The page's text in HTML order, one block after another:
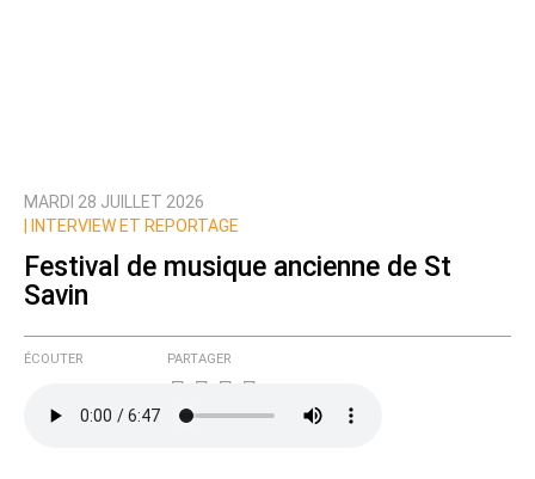
MARDI 28 JUILLET 2026
INTERVIEW ET REPORTAGE
Festival de musique ancienne de St
Savin
ÉCOUTER PARTAGER